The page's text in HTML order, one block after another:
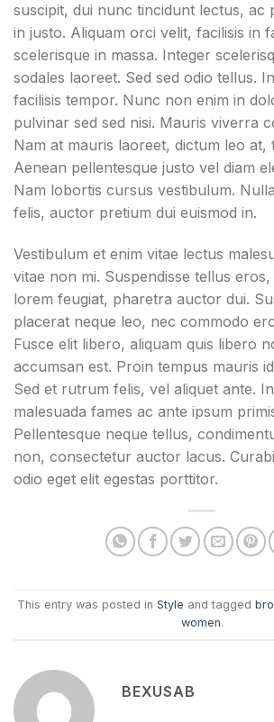
suscipit, dui nunc tincidunt lectus, ac
in justo. Aliquam orci velit, facilisis in
scelerisque in massa. Integer
sodales laoreet. Sed sed odio tellus.
facilisis tempor. Nunc non enim in
pulvinar sed sed nisi. Mauris viverra
Nam at mauris laoreet, dictum leo at,
Aenean pellentesque justo vel diam
Nam lobortis cursus vestibulum.
felis, auctor pretium dui euismod in.
Vestibulum et enim vitae lectus
vitae non mi. Suspendisse tellus
lorem feugiat, pharetra auctor dui.
placerat neque leo, nec commodo
Fusce elit libero, aliquam quis libero
accumsan est. Proin tempus mauris
Sed et rutrum felis, vel aliquet ante.
malesuada fames ac ante ipsum
Pellentesque neque tellus,
non, consectetur auctor lacus.
odio eget elit egestas porttitor.
This entry was posted in Style and tagged
women.
BEXUSAB